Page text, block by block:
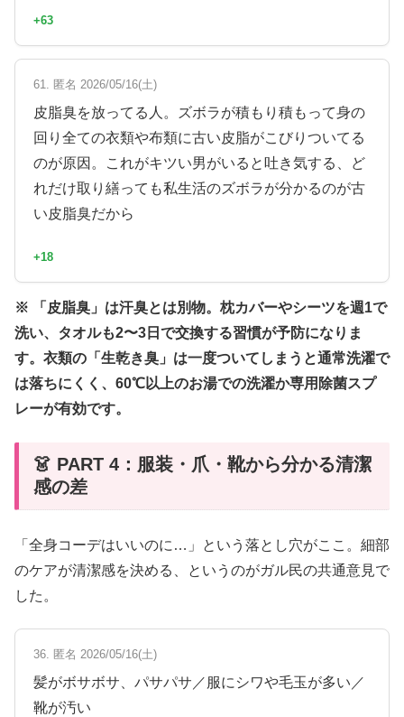
+63
61. 匿名 2026/05/16(土)
皮脂臭を放ってる人。ズボラが積もり積もって身の
回り全ての衣類や布類に古い皮脂がこびりついてる
のが原因。これがキツい男がいると吐き気する、ど
れだけ取り繕っても私生活のズボラが分かるのが古
い皮脂臭だから
+18
※ 「皮脂臭」は汗臭とは別物。枕カバーやシーツを週1で
洗い、タオルも2〜3日で交換する習慣が予防になりま
す。衣類の「生乾き臭」は一度ついてしまうと通常洗濯で
は落ちにくく、60℃以上のお湯での洗濯か専用除菌スプ
レーが有効です。
👗 PART 4：服装・爪・靴から分かる清潔
感の差
「全身コーデはいいのに…」という落とし穴がここ。細部
のケアが清潔感を決める、というのがガル民の共通意見で
した。
36. 匿名 2026/05/16(土)
髪がボサボサ、パサパサ／服にシワや毛玉が多い／
靴が汚い